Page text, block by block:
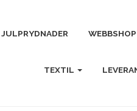
JULPRYDNADER WEBBSHOP
TEXTIL